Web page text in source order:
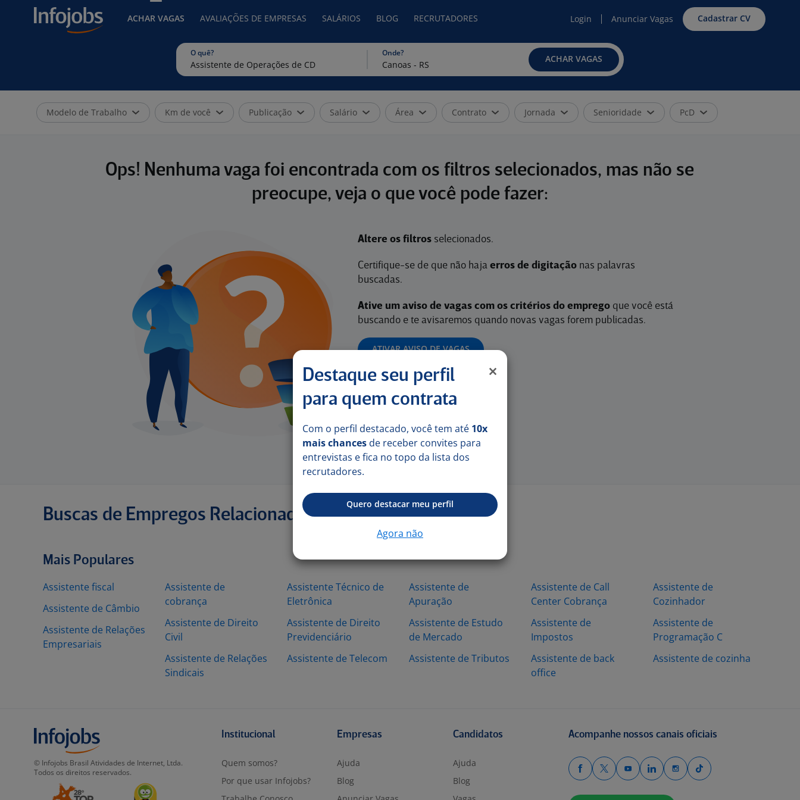
ACHAR VAGAS AVALIAÇÕES DE EMPRESAS SALÁRIOS BLOG RECRUTADORES Login Anunciar Vagas Cadastrar CV
O quê? Onde?
ACHAR VAGAS
Modelo de Trabalho Km de você Publicação Salário Área Contrato Jornada Senioridade PcD
Ops! Nenhuma vaga foi encontrada com os filtros selecionados, mas não se
preocupe, veja o que você pode fazer:
Altere os filtrosselecionados.
Certifique-se de que não haja erros de digitaçãonas palavras
buscadas.
Ative um aviso de vagas com os critérios do empregoque você está
buscando e te avisaremos quando novas vagas forem publicadas.
ATIVAR AVISO DE VAGAS
Buscas de Empregos Relacionadas
Mais Populares
Assistente fiscal
Assistente de Câmbio
Assistente de Relações
Empresariais
Assistente de
cobrança
Assistente de Direito
Civil
Assistente de Relações
Sindicais
Assistente Técnico de
Eletrônica
Assistente de Direito
Previdenciário
Assistente de Telecom
Assistente de
Apuração
Assistente de Estudo
de Mercado
Assistente de Tributos
Assistente de Call
Center Cobrança
Assistente de
Impostos
Assistente de back
office
Assistente de
Cozinhador
Assistente de
Programação C
Assistente de cozinha
Destaque seu perfil
para quem contrata
Com o perfil destacado, você tem até 10x
mais chances de receber convites para
entrevistas e fica no topo da lista dos
recrutadores.
Quero destacar meu perfil
Agora não
© Infojobs Brasil Atividades de Internet, Ltda.
Todos os direitos reservados.
Institucional
Quem somos?
Por que usar Infojobs?
Empresas
Ajuda
Blog
Candidatos
Ajuda
Blog
Acompanhe nossos canais oficiais